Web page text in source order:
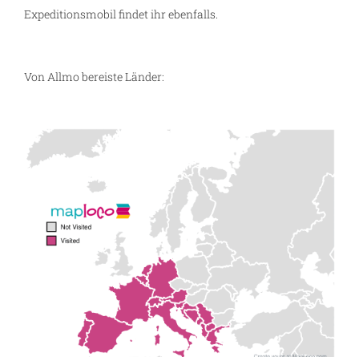
Expeditionsmobil findet ihr ebenfalls.
Von Allmo bereiste Länder: